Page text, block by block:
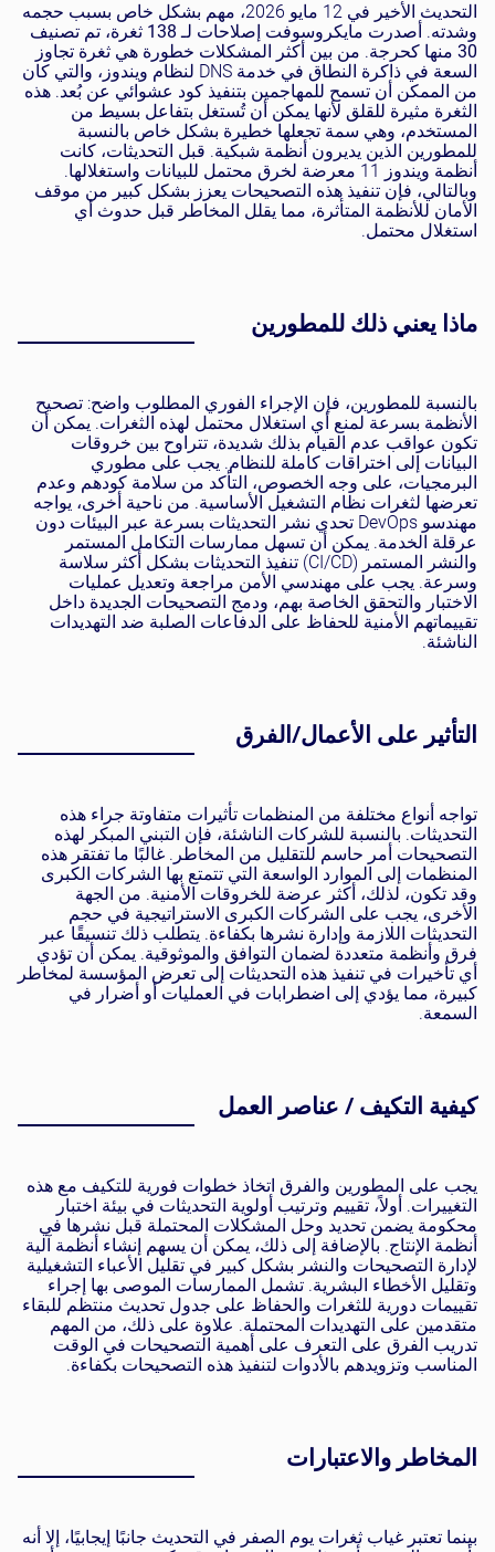
التحديث الأخير في 12 مايو 2026، مهم بشكل خاص بسبب حجمه
وشدته. أصدرت مايكروسوفت إصلاحات لـ 138 ثغرة
، تم تصنيف
30 منها كحرجة. من بين أكثر المشكلات خطورة هي ثغرة تجاوز
السعة في ذاكرة النطاق في خدمة DNS لنظام ويندوز، والتي كان
من الممكن أن تسمح للمهاجمين بتنفيذ كود عشوائي عن بُعد. هذه
الثغرة مثيرة للقلق لأنها يمكن أن تُستغل بتفاعل بسيط من
المستخدم، وهي سمة تجعلها خطيرة بشكل خاص بالنسبة
للمطورين الذين يديرون أنظمة شبكية. قبل التحديثات، كانت
أنظمة ويندوز 11 معرضة لخرق محتمل للبيانات واستغلالها.
وبالتالي، فإن تنفيذ هذه التصحيحات يعزز بشكل كبير من موقف
الأمان للأنظمة المتأثرة، مما يقلل المخاطر قبل حدوث أي
استغلال محتمل.
ماذا يعني ذلك للمطورين
بالنسبة للمطورين، فإن الإجراء الفوري المطلوب واضح: تصحيح
الأنظمة بسرعة لمنع أي استغلال محتمل لهذه الثغرات. يمكن أن
تكون عواقب عدم القيام بذلك شديدة، تتراوح بين خروقات
البيانات إلى اختراقات كاملة للنظام. يجب على مطوري
البرمجيات، على وجه الخصوص، التأكد من سلامة كودهم وعدم
تعرضها لثغرات نظام التشغيل الأساسية. من ناحية أخرى، يواجه
مهندسو DevOps تحدي نشر التحديثات بسرعة عبر البيئات دون
عرقلة الخدمة. يمكن أن تسهل ممارسات التكامل المستمر
والنشر المستمر (CI/CD) تنفيذ التحديثات بشكل أكثر سلاسة
وسرعة. يجب على مهندسي الأمن مراجعة وتعديل عمليات
الاختبار والتحقق الخاصة بهم، ودمج التصحيحات الجديدة داخل
تقييماتهم الأمنية للحفاظ على الدفاعات الصلبة ضد التهديدات
الناشئة.
التأثير على الأعمال/الفرق
تواجه أنواع مختلفة من المنظمات تأثيرات متفاوتة جراء هذه
التحديثات. بالنسبة للشركات الناشئة، فإن التبني المبكر لهذه
التصحيحات أمر حاسم للتقليل من المخاطر. غالبًا ما تفتقر هذه
المنظمات إلى الموارد الواسعة التي تتمتع بها الشركات الكبرى
وقد تكون، لذلك، أكثر عرضة للخروقات الأمنية. من الجهة
الأخرى، يجب على الشركات الكبرى الاستراتيجية في حجم
التحديثات اللازمة وإدارة نشرها بكفاءة. يتطلب ذلك تنسيقًا عبر
فرق وأنظمة متعددة لضمان التوافق والموثوقية. يمكن أن تؤدي
أي تأخيرات في تنفيذ هذه التحديثات إلى تعرض المؤسسة لمخاطر
كبيرة، مما يؤدي إلى اضطرابات في العمليات أو أضرار في
السمعة.
كيفية التكيف / عناصر العمل
يجب على المطورين والفرق اتخاذ خطوات فورية للتكيف مع هذه
التغييرات. أولاً، تقييم وترتيب أولوية التحديثات في بيئة اختبار
محكومة يضمن تحديد وحل المشكلات المحتملة قبل نشرها في
أنظمة الإنتاج. بالإضافة إلى ذلك، يمكن أن يسهم إنشاء أنظمة آلية
لإدارة التصحيحات والنشر بشكل كبير في تقليل الأعباء التشغيلية
وتقليل الأخطاء البشرية. تشمل الممارسات الموصى بها إجراء
تقييمات دورية للثغرات والحفاظ على جدول تحديث منتظم للبقاء
متقدمين على التهديدات المحتملة. علاوة على ذلك، من المهم
تدريب الفرق على التعرف على أهمية التصحيحات في الوقت
المناسب وتزويدهم بالأدوات لتنفيذ هذه التصحيحات بكفاءة.
المخاطر والاعتبارات
بينما تعتبر غياب ثغرات يوم الصفر في التحديث جانبًا إيجابيًا، إلا أنه